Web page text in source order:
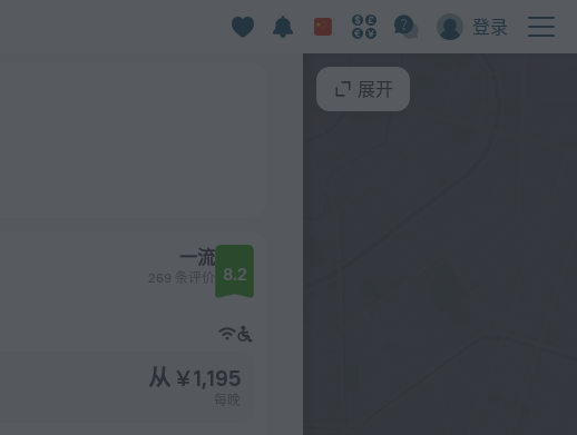
登录
一流
269 条评价 8.2
从 ¥ 1,195
展开